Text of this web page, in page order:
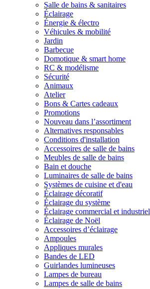
Salle de bains & sanitaires
Éclairage
Énergie & électro
Véhicules & mobilité
Jardin
Barbecue
Domotique & smart home
RC & modélisme
Sécurité
Animaux
Atelier
Bons & Cartes cadeaux
Promotions
Nouveau dans l’assortiment
Alternatives responsables
Conditions d'installation
Accessoires de salle de bains
Meubles de salle de bains
Bain et douche
Luminaires de salle de bains
Systèmes de cuisine et d'eau
Éclairage décoratif
Éclairage du système
Éclairage commercial et industriel
Éclairage de Noël
Accessoires d’éclairage
Ampoules
Appliques murales
Bandes de LED
Guirlandes lumineuses
Lampes de bureau
Lampes de salle de bains